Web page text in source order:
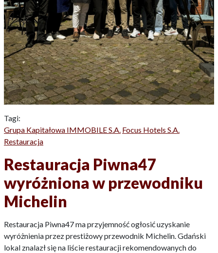
Tagi:
Grupa Kapitałowa IMMOBILE S.A. Focus Hotels S.A.
Restauracja
Restauracja Piwna47
wyróżniona w przewodniku
Michelin
Restauracja Piwna47 ma przyjemność ogłosić uzyskanie
wyróżnienia przez prestiżowy przewodnik Michelin. Gdański
lokal znalazł się na liście restauracji rekomendowanych do